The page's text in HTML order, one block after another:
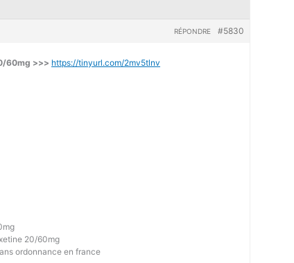
#5830
RÉPONDRE
60mg >>> https://tinyurl.com/2mv5tlnv
20/60mg
ordonnance en france